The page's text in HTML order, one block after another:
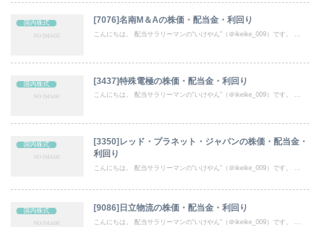
国内株式 [7076]名南M＆Aの株価・配当金・利回り
こんにちは。 配当サラリーマンの“いけやん”（＠ikeike_009）です。 ...
国内株式 [3437]特殊電極の株価・配当金・利回り
こんにちは。 配当サラリーマンの“いけやん”（＠ikeike_009）です。 ...
国内株式
[3350]レッド・プラネット・ジャパンの株価・配当金・
利回り
こんにちは。 配当サラリーマンの“いけやん”（＠ikeike_009）です。 ...
国内株式 [9086]日立物流の株価・配当金・利回り
こんにちは。 配当サラリーマンの“いけやん”（＠ikeike_009）です。 ...